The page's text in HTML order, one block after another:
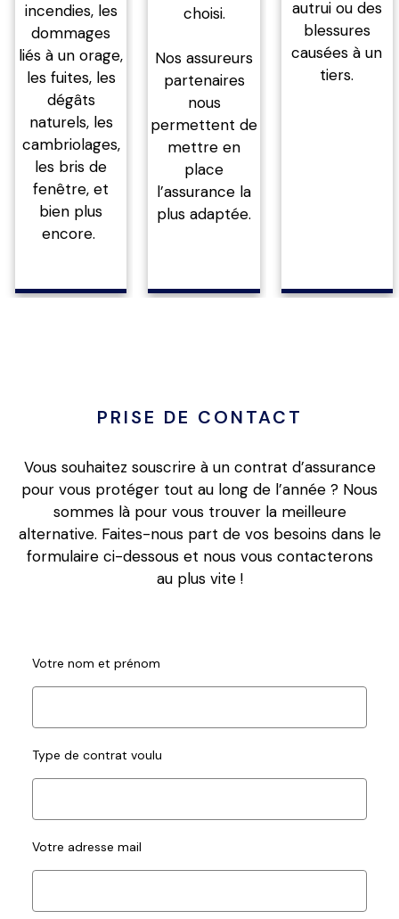
incendies, les
dommages
liés à un orage,
les fuites, les
dégâts
naturels, les
cambriolages,
les bris de
fenêtre, et
bien plus
encore.
choisi.
Nos assureurs
partenaires
nous
permettent de
mettre en
place
l’assurance la
plus adaptée.
autrui ou des
blessures
causées à un
tiers.
PRISE DE CONTACT
Vous souhaitez souscrire à un contrat d’assurance
pour vous protéger tout au long de l’année ? Nous
sommes là pour vous trouver la meilleure
alternative. Faites-nous part de vos besoins dans le
formulaire ci-dessous et nous vous contacterons
au plus vite !
Votre nom et prénom
Type de contrat voulu
Votre adresse mail